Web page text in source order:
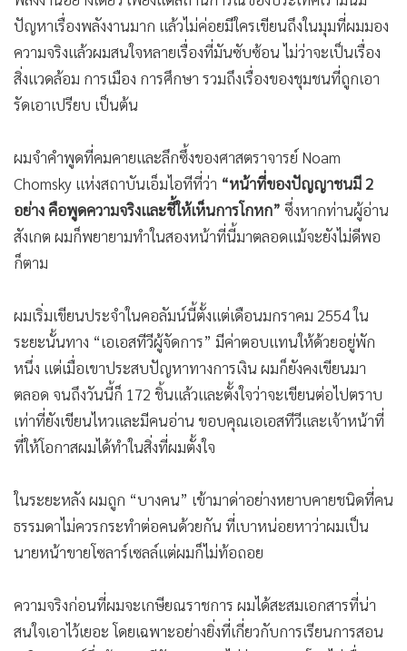
• Celeb Online
• Factcheck
• ญี่ปุ่น
• News1
ปัญหาเรื่องพลังงานมาก แล้วไม่ค่อยมีใครเขียนถึงในมุมที่ผมมอง
ความจริงแล้วผมสนใจหลายเรื่องที่มันซับซ้อน ไม่ว่าจะเป็นเรื่อง
สิ่งแวดล้อม การเมือง การศึกษา รวมถึงเรื่องของชุมชนที่ถูกเอา
รัดเอาเปรียบ เป็นต้น
ผมจำคำพูดที่คมคายและลึกซึ้งของศาสตราจารย์ Noam
Chomsky แห่งสถาบันเอ็มไอทีที่ว่า “หน้าที่ของปัญญาชนมี 2
อย่าง คือพูดความจริงและชี้ให้เห็นการโกหก” ซึ่งหากท่านผู้อ่าน
สังเกต ผมก็พยายามทำในสองหน้าที่นี้มาตลอดแม้จะยังไม่ดีพอ
ก็ตาม
ผมเริ่มเขียนประจำในคอลัมน์นี้ตั้งแต่เดือนมกราคม 2554 ใน
ระยะนั้นทาง “เอเอสทีวีผู้จัดการ” มีค่าตอบแทนให้ด้วยอยู่พัก
หนึ่ง แต่เมื่อเขาประสบปัญหาทางการเงิน ผมก็ยังคงเขียนมา
ตลอด จนถึงวันนี้ก็ 172 ชิ้นแล้วและตั้งใจว่าจะเขียนต่อไปตราบ
เท่าที่ยังเขียนไหวและมีคนอ่าน ขอบคุณเอเอสทีวีและเจ้าหน้าที่
ที่ให้โอกาสผมได้ทำในสิ่งที่ผมตั้งใจ
ในระยะหลัง ผมถูก “บางคน” เข้ามาด่าอย่างหยาบคายชนิดที่คน
ธรรมดาไม่ควรกระทำต่อคนด้วยกัน ที่เบาหน่อยหาว่าผมเป็น
นายหน้าขายโซลาร์เซลล์แต่ผมก็ไม่ท้อถอย
ความจริงก่อนที่ผมจะเกษียณราชการ ผมได้สะสมเอกสารที่น่า
สนใจเอาไว้เยอะ โดยเฉพาะอย่างยิ่งที่เกี่ยวกับการเรียนการสอน